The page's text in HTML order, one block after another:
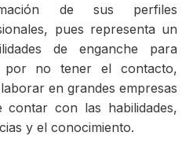
de sus perfiles
pues representa un
de enganche para
por no tener el contacto,
en grandes empresas
con las habilidades,
y el conocimiento.